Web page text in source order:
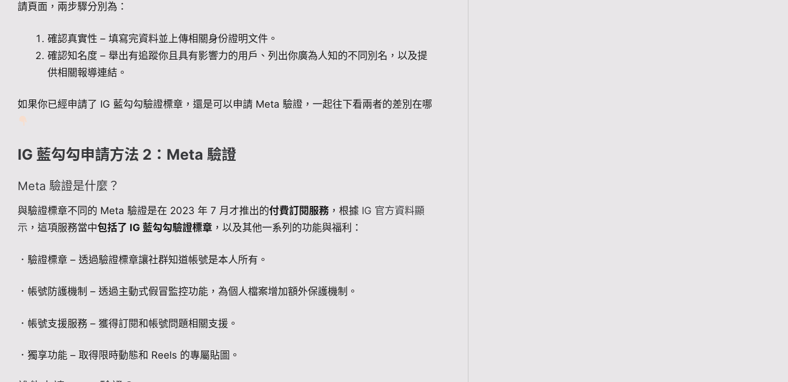
請頁面，兩步驟分別為：
確認真實性 – 填寫完資料並上傳相關身份證明文件。
確認知名度 – 舉出有追蹤你且具有影響力的用戶、列出你廣為人知的不同別名，以及提
供相關報導連結。
如果你已經申請了 IG 藍勾勾驗證標章，還是可以申請 Meta 驗證，一起往下看兩者的差別在哪
IG 藍勾勾申請方法 2：Meta 驗證
Meta 驗證是什麼？
與驗證標章不同的 Meta 驗證是在 2023 年 7 月才推出的付費訂閱服務 ，根據 IG 官方資料顯
示 ，這項服務當中包括了 IG 藍勾勾驗證標章 ，以及其他一系列的功能與福利：
．驗證標章 – 透過驗證標章讓社群知道帳號是本人所有。
．帳號防護機制 – 透過主動式假冒監控功能，為個人檔案增加額外保護機制。
．帳號支援服務 – 獲得訂閱和帳號問題相關支援。
．獨享功能 – 取得限時動態和 Reels 的專屬貼圖。